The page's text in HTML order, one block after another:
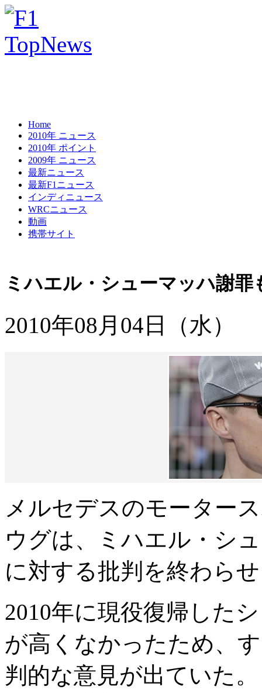
Home
2010年 ニュース
2010年 ポイント
2009年 ニュース
最新ニュース
最新F1ニュース
インディニュース
WRCニュース
動画
携帯サイト
ミハエル・シューマッハ謝罪
2010年08月04日（水）
メルセデスのモーター
ウグは、ミハエル・シ
に対する批判を終わら
2010年に現役復帰した
が高くなかったため、
判的な意見が出ていた